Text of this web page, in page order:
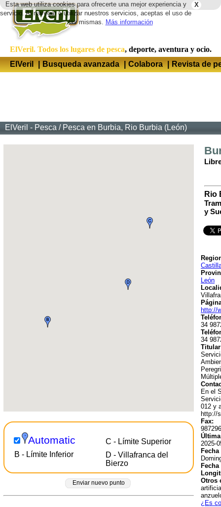
X
Esta web utiliza cookies para ofrecerte una mejor experiencia y
servicio. Al navegar o utilizar nuestros servicios, aceptas el uso de
las mismas. Más información
ElVeril. Todos los lugares de pesca, deporte, aventura y ocio.
ElVeril
| Busqueda avanzada | Colabora | Revista de
ElVeril - Pesca / Pesca en Burbia, Rio Burbia (León)
Automatic
B - Límite Inferior
C - Límite Superior
D - Villafranca del
Bierzo
Enviar nuevo punto
Rio
y
León
http://
34
34
En el
012 y
http://
Fax:
2025-
Fecha
Otros
¿Es